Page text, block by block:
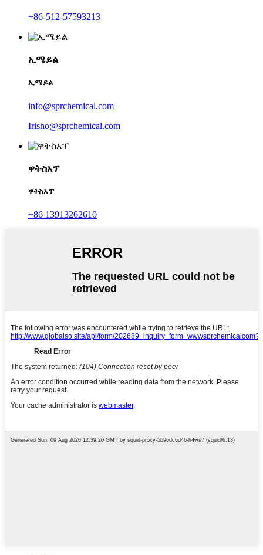
+86-512-57593213
ኢሜይል
ኢሜይል
info@sprchemical.com
Irisho@sprchemical.com
ዋትስአፕ
ዋትስአፕ
+86 13913262610